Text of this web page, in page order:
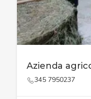
Azienda
345 7950237